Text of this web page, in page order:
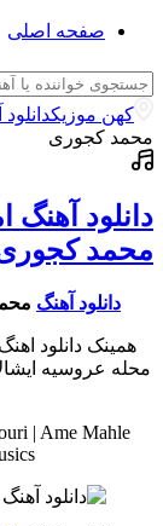
صفحه اصلی
کهن موزیکدانلود
محمد کجوری
دانلود آهنگ
محمد
دانلود آهنگ
همینک دانلود
محله عروسیه
| Ame Mahle